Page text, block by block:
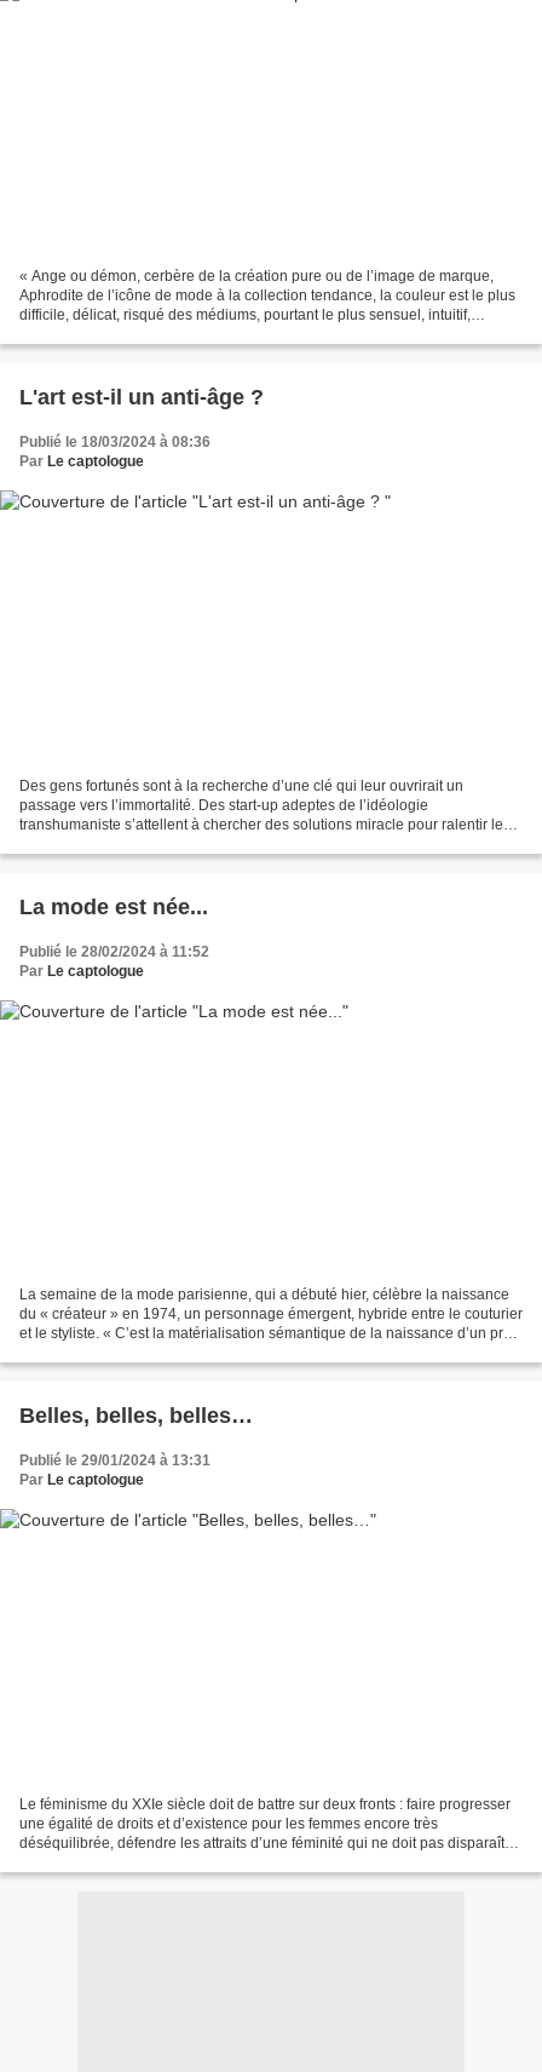
« Ange ou démon, cerbère de la création pure ou de l’image de marque,
Aphrodite de l’icône de mode à la collection tendance, la couleur est le plus
difficile, délicat, risqué des médiums, pourtant le plus sensuel, intuitif,
L'art est-il un anti-âge ?
Publié le 18/03/2024 à 08:36
Par Le captologue
Des gens fortunés sont à la recherche d’une clé qui leur ouvrirait un
passage vers l’immortalité. Des start-up adeptes de l’idéologie
transhumaniste s’attellent à chercher des solutions miracle pour ralentir le
La mode est née...
Publié le 28/02/2024 à 11:52
Par Le captologue
La semaine de la mode parisienne, qui a débuté hier, célèbre la naissance
du « créateur » en 1974, un personnage émergent, hybride entre le couturier
et le styliste. « C’est la matérialisation sémantique de la naissance d’un prêt-
Belles, belles, belles…
Publié le 29/01/2024 à 13:31
Par Le captologue
Le féminisme du XXIe siècle doit de battre sur deux fronts : faire progresser
une égalité de droits et d’existence pour les femmes encore très
déséquilibrée, défendre les attraits d’une féminité qui ne doit pas disparaître